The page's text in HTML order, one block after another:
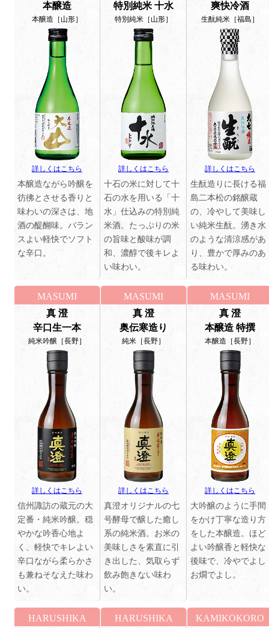
本醸造
本醸造［山形］
詳しくはこちら
本醸造ながら吟醸を
彷彿とさせる香りと
味わいの深さは、地
酒の醍醐味。バラン
スよい軽快でソフト
な辛口。
特別純米 十水
特別純米［山形］
詳しくはこちら
十石の米に対して十
石の水を用いる「十
水」仕込みの特別純
米酒。たっぷりの米
の旨味と酸味が調
和、濃醇で後キレよ
い味わい。
爽快冷酒
生酛純米［福島］
詳しくはこちら
生酛造りに長ける福
島二本松の銘醸蔵
の、冷やして美味し
い純米生酛。湧き水
のような清涼感があ
り、豊かで厚みのあ
る味わい。
MASUMI
真 澄
辛口生一本
純米吟醸［長野］
詳しくはこちら
信州諏訪の蔵元の大
定番・純米吟醸。穏
やかな吟香心地よ
く、軽快でキレよい
辛口ながら柔らかさ
も兼ねそなえた味わ
い。
MASUMI
真 澄
奥伝寒造り
純米［長野］
詳しくはこちら
真澄オリジナルの七
号酵母で醸した癒し
系の純米酒。お米の
美味しさを素直に引
き出した、気取らず
飲み飽きない味わ
い。
MASUMI
真 澄
本醸造 特撰
本醸造［長野］
詳しくはこちら
大吟醸のように手間
をかけ丁寧な造り方
をした本醸造。ほど
よい吟醸香と軽快な
後味で、冷やでよし
お燗でよし。
HARUSHIKA
HARUSHIKA
KAMIKOKORO